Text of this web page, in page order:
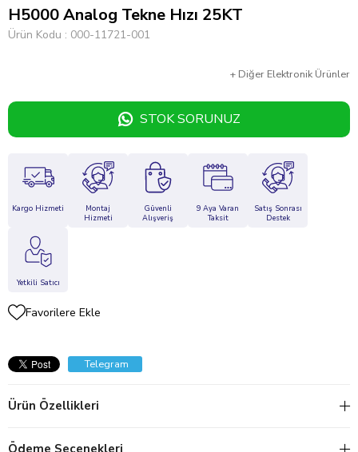
H5000 Analog Tekne Hızı 25KT
Ürün Kodu 000-11721-001
+ Diğer Elektronik Ürünler
STOK SORUNUZ
Kargo Hizmeti
Montaj
Hizmeti
Güvenli
Alışveriş
9 Aya Varan
Taksit
Satış Sonrası
Destek
Yetkili Satıcı
Favorilere Ekle
Telegram
Ürün Özellikleri
Ödeme Seçenekleri